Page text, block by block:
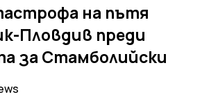
на пътя
Пловдив преди
за Стамболийски